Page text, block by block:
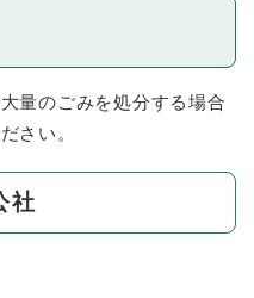
量のごみを処分する場合
さい。
社